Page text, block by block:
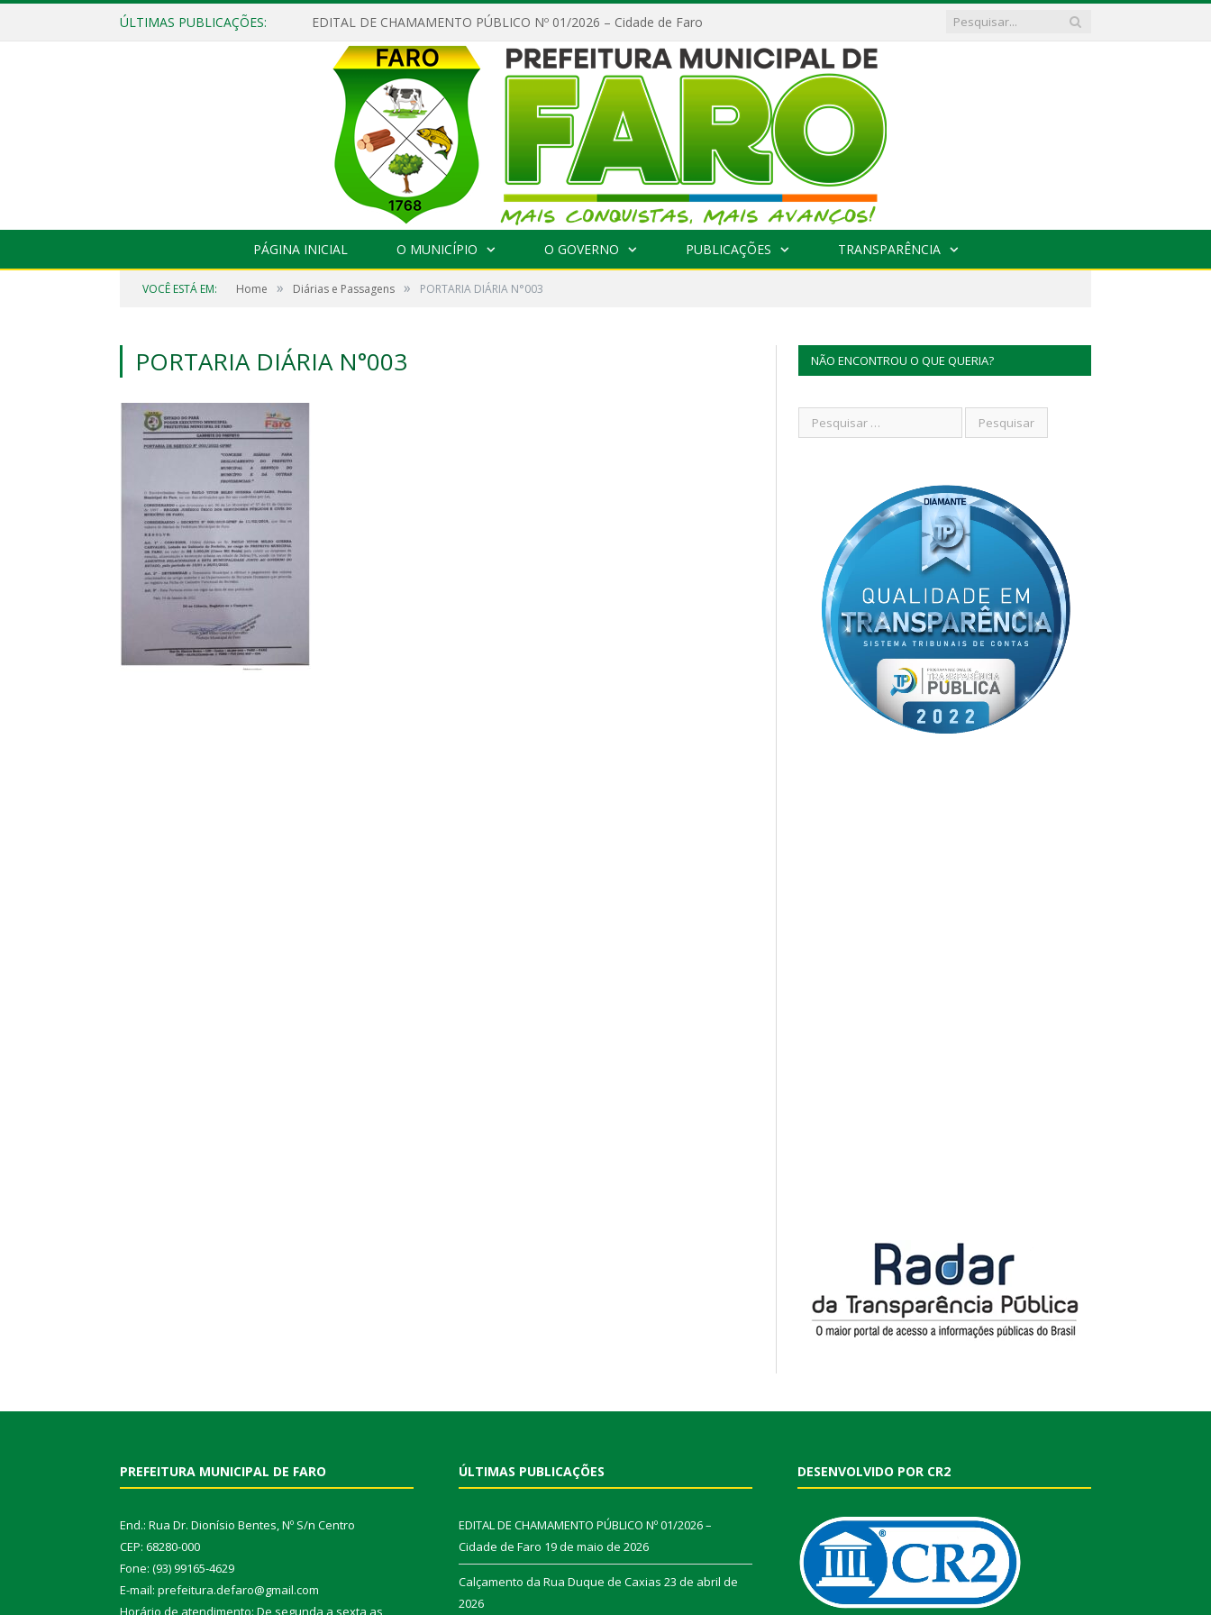
ÚLTIMAS PUBLICAÇÕES: EDITAL DE CHAMAMENTO PÚBLICO Nº 01/2026 – Cidade de Faro
PÁGINA INICIAL O MUNICÍPIO O GOVERNO PUBLICAÇÕES TRANSPARÊNCIA
VOCÊ ESTÁ EM: Home » Diárias e Passagens » PORTARIA DIÁRIA N°003
PORTARIA DIÁRIA N°003 NÃO ENCONTROU O QUE QUERIA?
PREFEITURA MUNICIPAL DE FARO
End.: Rua Dr. Dionísio Bentes, Nº S/n Centro
CEP: 68280-000
Fone: (93) 99165-4629
E-mail: prefeitura.defaro@gmail.com
Horário de atendimento: De segunda a sexta as
ÚLTIMAS PUBLICAÇÕES
EDITAL DE CHAMAMENTO PÚBLICO Nº 01/2026 –
Cidade de Faro 19 de maio de 2026
Calçamento da Rua Duque de Caxias 23 de abril de
2026
DESENVOLVIDO POR CR2